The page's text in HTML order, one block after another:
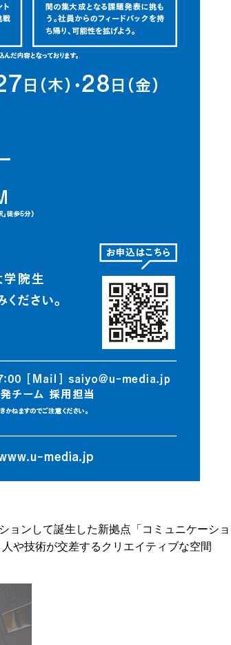
ョンして誕生した新拠点「コミュニケーショ
や技術が交差するクリエイティブな空間